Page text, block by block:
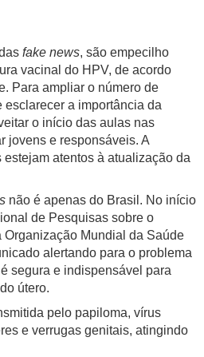
fake news, são empecilho
vacinal do HPV, de acordo
Para ampliar o número de
a importância da
o início das aulas nas
jovens e responsáveis. A
atentos à atualização da
não é apenas do Brasil. No início
de Pesquisas sobre o
Mundial da Saúde
alertando para o problema
segura e indispensável para
útero.
pelo papiloma, vírus
e verrugas genitais, atingindo